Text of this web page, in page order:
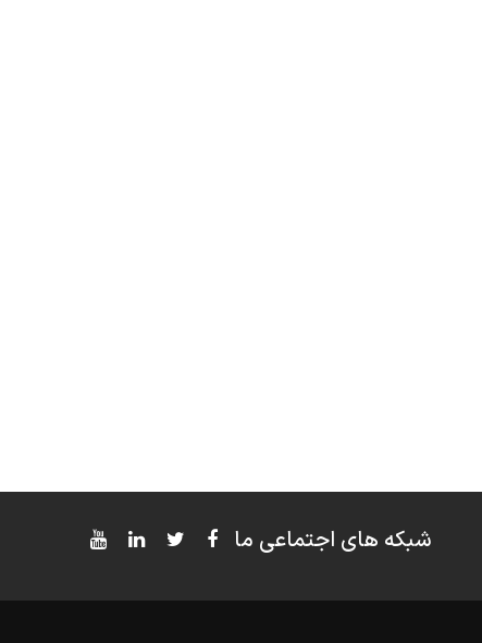
شبکه های اجتماعی ما